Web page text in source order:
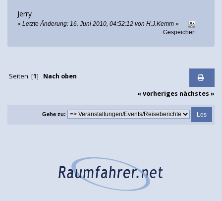
Jerry
« Letzte Änderung: 16. Juni 2010, 04:52:12 von H.J.Kemm »
Gespeichert
Seiten: [1] Nach oben
« vorheriges nächstes »
Gehe zu: